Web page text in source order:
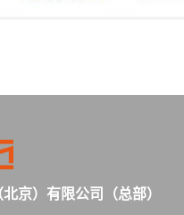
京）有限公司（总部）